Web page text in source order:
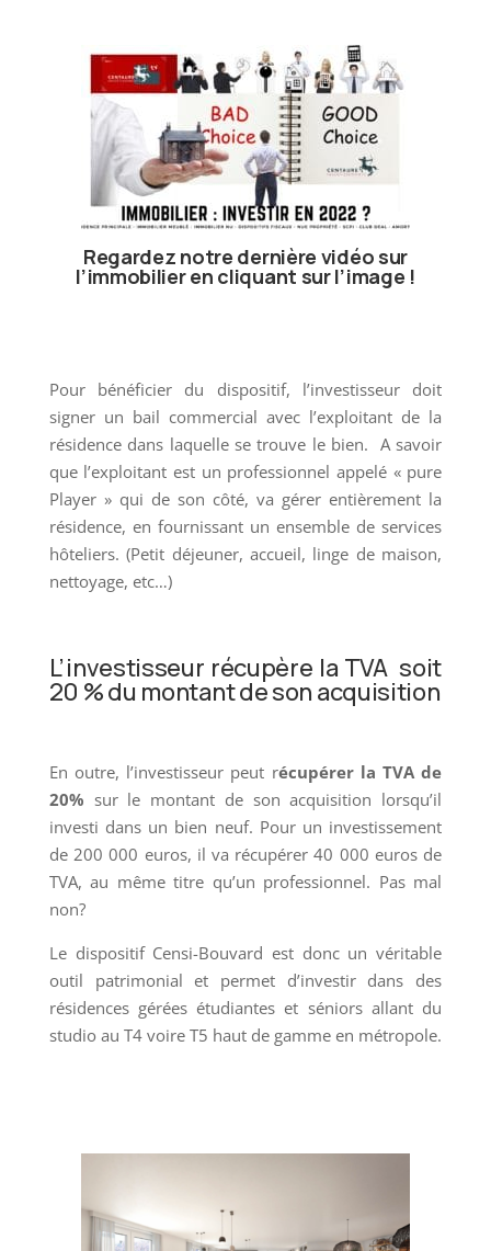
Regardez notre dernière vidéo sur
l’immobilier en cliquant sur l’image !
Pour bénéficier du dispositif, l’investisseur doit
signer un bail commercial avec l’exploitant de la
résidence dans laquelle se trouve le bien. A savoir
que l’exploitant est un professionnel appelé « pure
Player » qui de son côté, va gérer entièrement la
résidence, en fournissant un ensemble de services
hôteliers. (Petit déjeuner, accueil, linge de maison,
nettoyage, etc…)
L’investisseur récupère la TVA soit
20 % du montant de son acquisition
En outre, l’investisseur peut récupérer la TVA de
20% sur le montant de son acquisition lorsqu’il
investi dans un bien neuf. Pour un investissement
de 200 000 euros, il va récupérer 40 000 euros de
TVA, au même titre qu’un professionnel. Pas mal
non?
Le dispositif Censi-Bouvard est donc un véritable
outil patrimonial et permet d’investir dans des
résidences gérées étudiantes et séniors allant du
studio au T4 voire T5 haut de gamme en métropole.